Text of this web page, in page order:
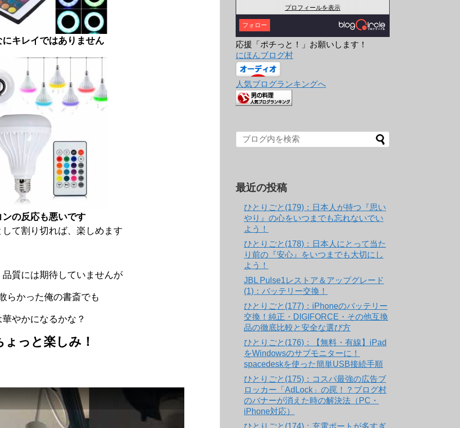
キレイではありません
ンの反応も悪いです
て割り切れば、楽しめます
質には期待していませんが
らかった俺の書斎でも
やかになるかな？
ょっと楽しみ！
プロフィールを表示
フォロー
応援「ポチっと！」お願いします！
にほんブログ村
人気ブログランキングへ
最近の投稿
ひとりごと(179)：日本人が持つ『思い
やり』の心をいつまでも忘れないでい
よう！
ひとりごと(178)：日本人にとって当た
り前の『安心』をいつまでも大切にし
よう！
JBL Pulse1レストア＆アップグレード
(1)：バッテリー交換！
ひとりごと(177)：iPhoneのバッテリー
交換！純正・DIGIFORCE・その他互換
品の徹底比較と安全な選び方
ひとりごと(176)：【無料・有線】iPad
をWindowsのサブモニターに！
spacedeskを使った簡単USB接続手順
ひとりごと(175)：コスパ最強の広告ブ
ロッカー「AdLock」の罠！？ブログ村
のバナーが消えた時の解決法（PC・
iPhone対応）
ひとりごと(174)：充電ポートが多すぎ